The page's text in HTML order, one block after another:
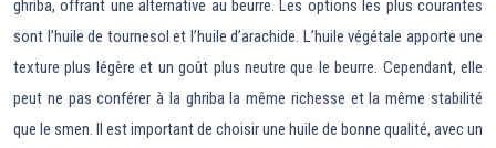
ghriba, offrant une alternative au beurre. Les options les plus courantes
sont l’huile de tournesol et l’huile d’arachide. L’huile végétale apporte une
texture plus légère et un goût plus neutre que le beurre. Cependant, elle
peut ne pas conférer à la ghriba la même richesse et la même stabilité
que le smen. Il est important de choisir une huile de bonne qualité, avec un